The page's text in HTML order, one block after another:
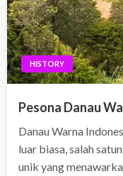
HISTORY
Pesona Danau
Danau Warna
luar biasa, salah
unik yang